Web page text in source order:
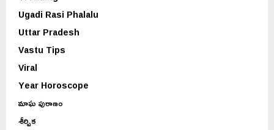
Ugadi Rasi Phalalu
Uttar Pradesh
Vastu Tips
Viral
Year Horoscope
మాఘ పురాణం
శీర్షిక